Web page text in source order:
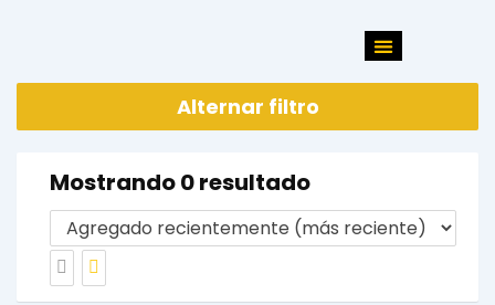
Alternar filtro
Mostrando 0 resultado